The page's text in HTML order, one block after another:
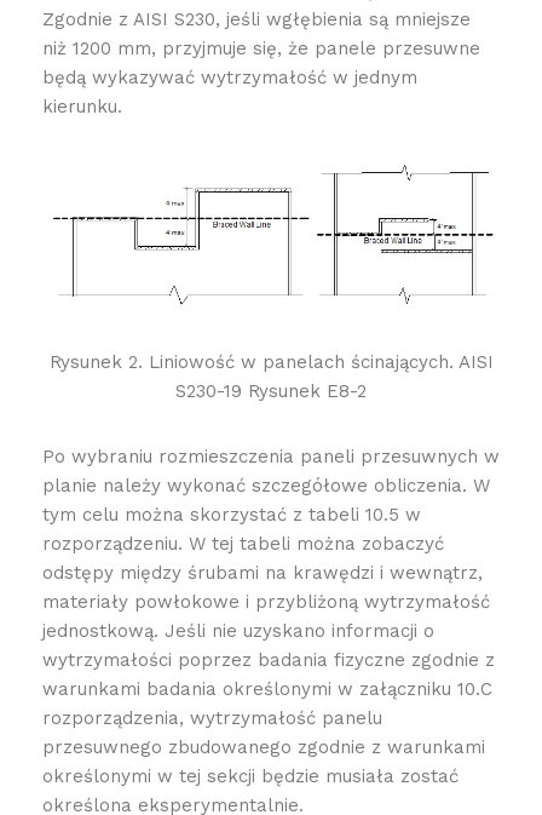
Zgodnie z AISI S230, jeśli wgłębienia są mniejsze
niż 1200 mm, przyjmuje się, że panele przesuwne
będą wykazywać wytrzymałość w jednym
kierunku.
Rysunek 2. Liniowość w panelach ścinających. AISI
S230-19 Rysunek E8-2
Po wybraniu rozmieszczenia paneli przesuwnych w
planie należy wykonać szczegółowe obliczenia. W
tym celu można skorzystać z tabeli 10.5 w
rozporządzeniu. W tej tabeli można zobaczyć
odstępy między śrubami na krawędzi i wewnątrz,
materiały powłokowe i przybliżoną wytrzymałość
jednostkową. Jeśli nie uzyskano informacji o
wytrzymałości poprzez badania fizyczne zgodnie z
warunkami badania określonymi w załączniku 10.C
rozporządzenia, wytrzymałość panelu
przesuwnego zbudowanego zgodnie z warunkami
określonymi w tej sekcji będzie musiała zostać
określona eksperymentalnie.